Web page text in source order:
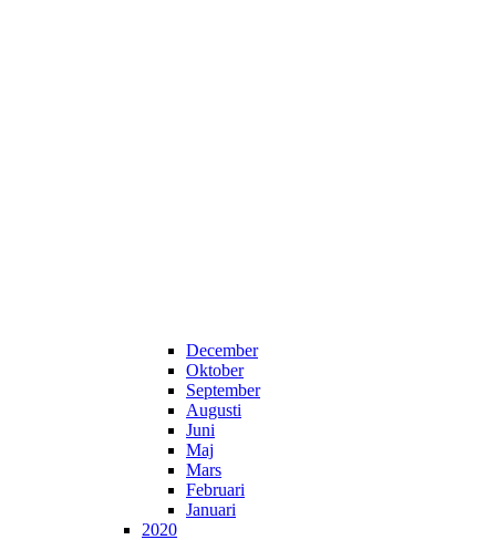
December
Oktober
September
Augusti
Juni
Maj
Mars
Februari
Januari
2020